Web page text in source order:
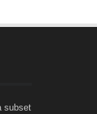
subset